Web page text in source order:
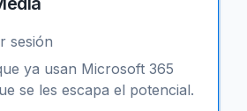
sesión
ya usan Microsoft 365
se les escapa el potencial.